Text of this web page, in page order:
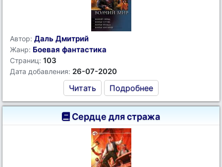
Автор: Даль Дмитрий
Жанр: Боевая фантастика
Страниц: 103
Дата добавления: 26-07-2020
Читать Подробнее
Сердце для стража